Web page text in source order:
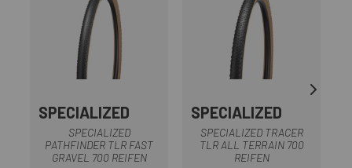
SPECIALIZED
SPECIALIZED
PATHFINDER TLR FAST
GRAVEL 700 REIFEN
SPECIALIZED
SPECIALIZED TRACER
TLR ALL TERRAIN 700
REIFEN